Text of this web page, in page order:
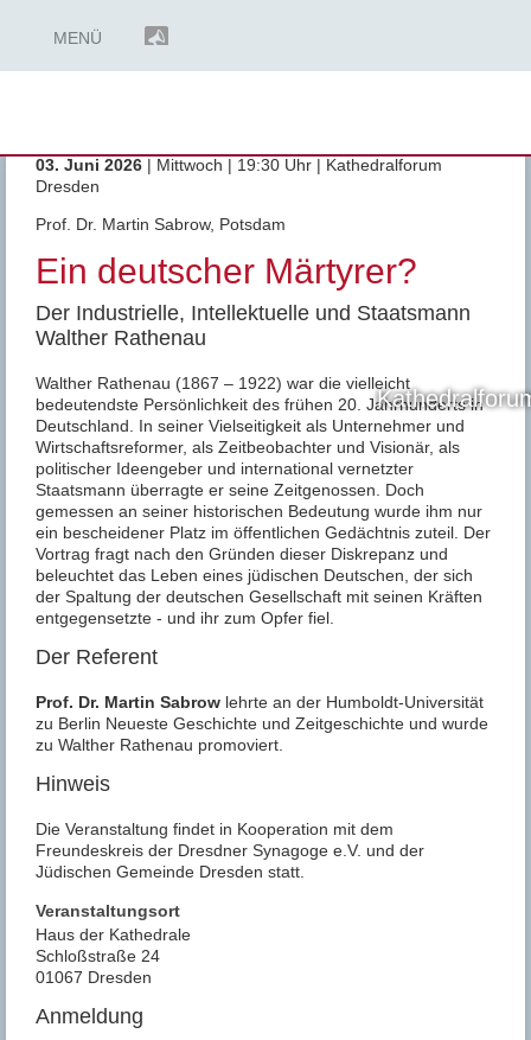
MENÜ
03. Juni 2026 | Mittwoch | 19:30 Uhr | Kathedralforum
Dresden
Prof. Dr. Martin Sabrow, Potsdam
Ein deutscher Märtyrer?
Der Industrielle, Intellektuelle und Staatsmann
Walther Rathenau
Walther Rathenau (1867 – 1922) war die vielleicht
bedeutendste Persönlichkeit des frühen 20. Jahrhunderts in
Deutschland. In seiner Vielseitigkeit als Unternehmer und
Wirtschaftsreformer, als Zeitbeobachter und Visionär, als
politischer Ideengeber und international vernetzter
Staatsmann überragte er seine Zeitgenossen. Doch
gemessen an seiner historischen Bedeutung wurde ihm nur
ein bescheidener Platz im öffentlichen Gedächtnis zuteil. Der
Vortrag fragt nach den Gründen dieser Diskrepanz und
beleuchtet das Leben eines jüdischen Deutschen, der sich
der Spaltung der deutschen Gesellschaft mit seinen Kräften
entgegensetzte - und ihr zum Opfer fiel.
Der Referent
Prof. Dr. Martin Sabrow lehrte an der Humboldt-Universität
zu Berlin Neueste Geschichte und Zeitgeschichte und wurde
zu Walther Rathenau promoviert.
Hinweis
Die Veranstaltung findet in Kooperation mit dem
Freundeskreis der Dresdner Synagoge e.V. und der
Jüdischen Gemeinde Dresden statt.
Veranstaltungsort
Haus der Kathedrale
Schloßstraße 24
01067 Dresden
Anmeldung